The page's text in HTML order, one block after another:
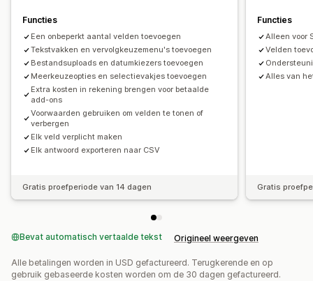
Prijsstijging voor varianten
Afschrijvingen instellen
Gedifferentieerde prijzen
Prijsstijging voor premium
Voorraad
Beschikbaarheid van voorraad
Handmatige updates
Automatische updates
Functies
Een onbeperkt aantal velden toevoegen
Tekstvakken en vervolgkeuzemenu's toevoegen
Bestandsuploads en datumkiezers toevoegen
Meerkeuzeopties en selectievakjes toevoegen
Extra kosten in rekening brengen voor betaalde
add-ons
Voorwaarden gebruiken om velden te tonen of
verbergen
Elk veld verplicht maken
Elk antwoord exporteren naar CSV
Gratis proefperiode van 14 dagen
Functies
Alleen voor
Velden
Alles van
Gratis
Bevat automatisch vertaalde tekst Origineel weergeven
Alle betalingen worden in USD gefactureerd. Terugkerende en op
gebruik gebaseerde kosten worden om de 30 dagen gefactureerd.